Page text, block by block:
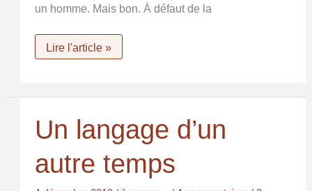
un homme. Mais bon. À défaut de la
La
grève
et
Lire l'article »
Un langage d’un
autre temps